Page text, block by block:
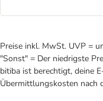
Preise inkl. MwSt. UVP =
"Sonst" = Der niedrigste
bitiba ist berechtigt, deine
Übermittlungskosten nach